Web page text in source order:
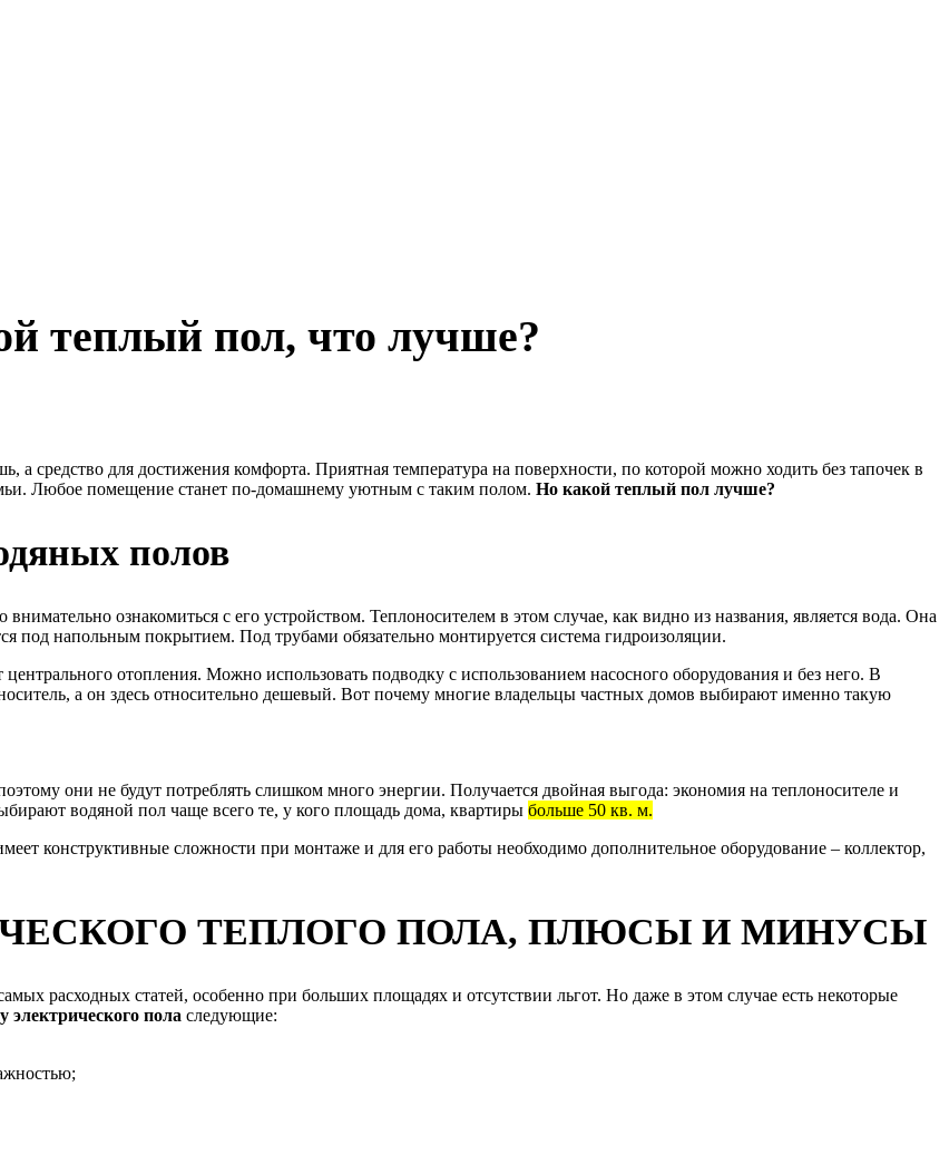
теплый пол, что лучше?
средство для достижения комфорта. Приятная температура на поверхности, по которой можно ходить без тапочек в
Любое помещение станет по-домашнему уютным с таким полом. Но какой теплый пол лучше?
полов
ознакомиться с его устройством. Теплоносителем в этом случае, как видно из названия, является вода. Она
под напольным покрытием. Под трубами обязательно монтируется система гидроизоляции.
отопления. Можно использовать подводку с использованием насосного оборудования и без него. В
а он здесь относительно дешевый. Вот почему многие владельцы частных домов выбирают именно такую
они не будут потреблять слишком много энергии. Получается двойная выгода: экономия на теплоносителе и
водяной пол чаще всего те, у кого площадь дома, квартиры больше 50 кв. м.
конструктивные сложности при монтаже и для его работы необходимо дополнительное оборудование – коллектор,
ТЕПЛОГО ПОЛА, ПЛЮСЫ И МИНУСЫ
расходных статей, особенно при больших площадях и отсутствии льгот. Но даже в этом случае есть некоторые
электрического пола следующие: